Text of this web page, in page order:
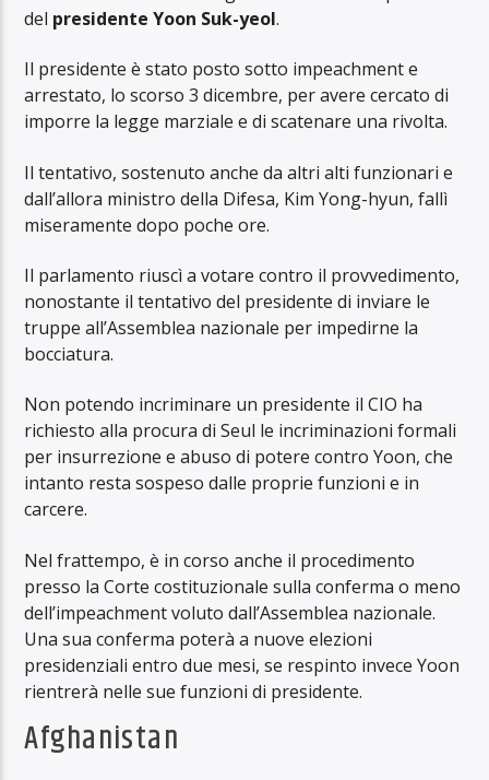
del presidente Yoon Suk-yeol.
Il presidente è stato posto sotto impeachment e
arrestato, lo scorso 3 dicembre, per avere cercato di
imporre la legge marziale e di scatenare una rivolta.
Il tentativo, sostenuto anche da altri alti funzionari e
dall’allora ministro della Difesa, Kim Yong-hyun, fallì
miseramente dopo poche ore.
Il parlamento riuscì a votare contro il provvedimento,
nonostante il tentativo del presidente di inviare le
truppe all’Assemblea nazionale per impedirne la
bocciatura.
Non potendo incriminare un presidente il CIO ha
richiesto alla procura di Seul le incriminazioni formali
per insurrezione e abuso di potere contro Yoon, che
intanto resta sospeso dalle proprie funzioni e in
carcere.
Nel frattempo, è in corso anche il procedimento
presso la Corte costituzionale sulla conferma o meno
dell’impeachment voluto dall’Assemblea nazionale.
Una sua conferma poterà a nuove elezioni
presidenziali entro due mesi, se respinto invece Yoon
rientrerà nelle sue funzioni di presidente.
Afghanistan